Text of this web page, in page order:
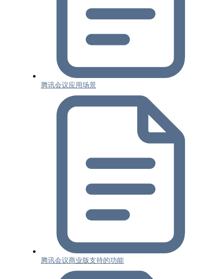
腾讯会议应用场景
腾讯会议商业版支持的功能